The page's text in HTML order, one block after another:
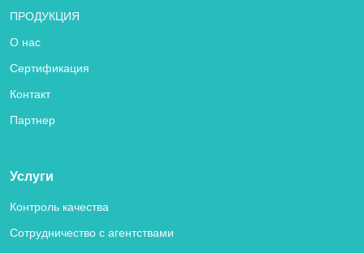
ПРОДУКЦИЯ
О нас
Сертификация
Контакт
Партнер
Услуги
Контроль качества
Сотрудничество с агентствами